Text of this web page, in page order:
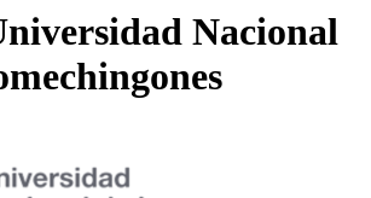
Nacional